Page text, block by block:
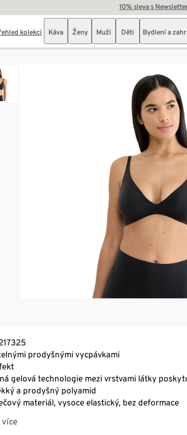
10% sleva s
kolekcí Káva Ženy Muži Děti Bydlení a
prodyšnými vycpávkami
gelová technologie mezi vrstvami látky
a prodyšný polyamid
materiál, vysoce elastický, bez deformace
Activated Silk™ odvádí vlhkost, abyste byli v
obsahuje nejméně 76 % recyklovaného